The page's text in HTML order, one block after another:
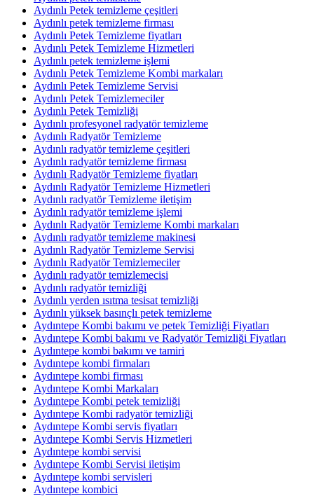
Aydınlı Petek temizleme çeşitleri
Aydınlı petek temizleme firması
Aydınlı Petek Temizleme fiyatları
Aydınlı Petek Temizleme Hizmetleri
Aydınlı petek temizleme işlemi
Aydınlı Petek Temizleme Kombi markaları
Aydınlı Petek Temizleme Servisi
Aydınlı Petek Temizlemeciler
Aydınlı Petek Temizliği
Aydınlı profesyonel radyatör temizleme
Aydınlı Radyatör Temizleme
Aydınlı radyatör temizleme çeşitleri
Aydınlı radyatör temizleme firması
Aydınlı Radyatör Temizleme fiyatları
Aydınlı Radyatör Temizleme Hizmetleri
Aydınlı radyatör Temizleme iletişim
Aydınlı radyatör temizleme işlemi
Aydınlı Radyatör Temizleme Kombi markaları
Aydınlı radyatör temizleme makinesi
Aydınlı Radyatör Temizleme Servisi
Aydınlı Radyatör Temizlemeciler
Aydınlı radyatör temizlemecisi
Aydınlı radyatör temizliği
Aydınlı yerden ısıtma tesisat temizliği
Aydınlı yüksek basınçlı petek temizleme
Aydıntepe Kombi bakımı ve petek Temizliği Fiyatları
Aydıntepe Kombi bakımı ve Radyatör Temizliği Fiyatları
Aydıntepe kombi bakımı ve tamiri
Aydıntepe kombi firmaları
Aydıntepe kombi firması
Aydıntepe Kombi Markaları
Aydıntepe Kombi petek temizliği
Aydıntepe Kombi radyatör temizliği
Aydıntepe Kombi servis fiyatları
Aydıntepe Kombi Servis Hizmetleri
Aydıntepe kombi servisi
Aydıntepe Kombi Servisi iletişim
Aydıntepe kombi servisleri
Aydıntepe kombici